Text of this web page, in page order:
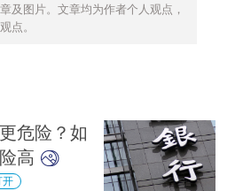
及图片。文章均为作者个人观点，
点。
危险？如
高
开